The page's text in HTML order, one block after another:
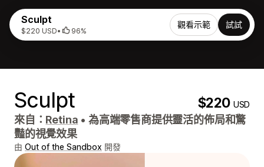
Sculpt
$220 USD• 96%
觀看示範 試試
Sculpt $220USD
來自： Retina • 為高端零售商提供靈活的佈局和驚
豔的視覺效果
由 Out of the Sandbox 開發